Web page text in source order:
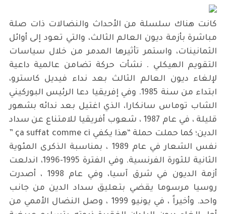
كانت هناك سلسلة من الأحداث والنضالات ذات صلة
مباشرة بأزمة ديون العالم الثالث، والتي تعود إلى أوائل
الثمانينات، واستمر تأثيرها المدمر من خلال سياسات
التقويم الهيكلي . نشأت حركة تضامن عالمية داعية
لإلغاء ديون العالم الثالث بعد نداء فيديل كاسترو،
ابتداء من سنة 1985. وفي إفريقيا دعا الرئيس البوركيني
الشاب توماس سانكارا، الذي اغتيل بعد ندائه بشهور
قليلة ، في عام 1987 ، شعوب أفريقيا للامتناع عن سداد
الدين؛ كما حملت حملة “هذا يكفي ça suffat comme ci ”
نفس الشعار في عام 1989 ، بمناسبة الذكرى المئوية
الثانية للثورة الفرنسية. وفي الفترة 1995-1996، اندلعت
أزمة الديون في شرق آسيا، وفي عام 1998 ، أصدرت
روسيا مرسوما يقضي بتعليق سداد الدين من جانب
واحد. وأخيراً ، في يونيو 1999 ، وصل النضال الأممي من